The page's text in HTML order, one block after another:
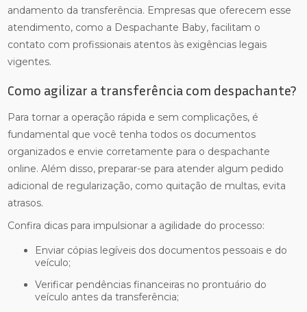
andamento da transferência. Empresas que oferecem esse
atendimento, como a Despachante Baby, facilitam o
contato com profissionais atentos às exigências legais
vigentes.
Como agilizar a transferência com despachante?
Para tornar a operação rápida e sem complicações, é
fundamental que você tenha todos os documentos
organizados e envie corretamente para o despachante
online. Além disso, preparar-se para atender algum pedido
adicional de regularização, como quitação de multas, evita
atrasos.
Confira dicas para impulsionar a agilidade do processo:
Enviar cópias legíveis dos documentos pessoais e do
veículo;
Verificar pendências financeiras no prontuário do
veículo antes da transferência;